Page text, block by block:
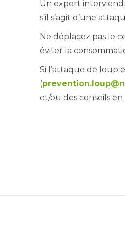
Un expert
s’il s’agit d’une
Ne déplacez pas le
éviter la
Si l’attaque de loup
(
et/ou des conseils